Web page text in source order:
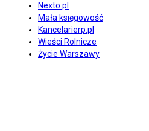
Nexto.pl
Mała księgowość
Kancelarierp.pl
Wieści Rolnicze
Życie Warszawy